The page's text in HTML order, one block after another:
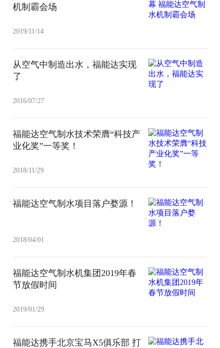
机制霸会场
2019/11/14
从空气中制造出水，福能达实现
了
2016/07/27
福能达空气制水技术荣膺“科技产
业化奖”一等奖！
2018/11/29
福能达空气制水项目落户婺源！
2018/04/01
福能达空气制水机集团2019年春
节放假时间
2019/01/29
福能达携手北京宝马X5俱乐部 打